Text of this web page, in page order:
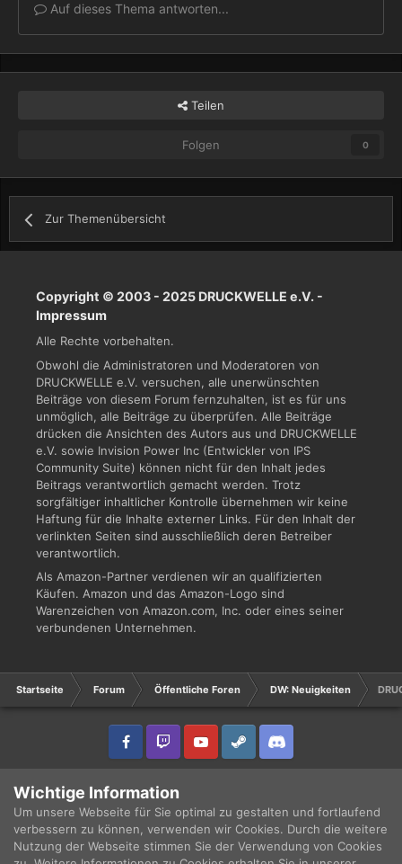
Auf dieses Thema antworten...
Teilen
Folgen 0
Zur Themenübersicht
Copyright © 2003 - 2025 DRUCKWELLE e.V. -
Impressum
Alle Rechte vorbehalten.
Obwohl die Administratoren und Moderatoren von
DRUCKWELLE e.V. versuchen, alle unerwünschten
Beiträge von diesem Forum fernzuhalten, ist es für uns
unmöglich, alle Beiträge zu überprüfen. Alle Beiträge
drücken die Ansichten des Autors aus und DRUCKWELLE
e.V. sowie Invision Power Inc (Entwickler von IPS
Community Suite) können nicht für den Inhalt jedes
Beitrags verantwortlich gemacht werden. Trotz
sorgfältiger inhaltlicher Kontrolle übernehmen wir keine
Haftung für die Inhalte externer Links. Für den Inhalt der
verlinkten Seiten sind ausschließlich deren Betreiber
verantwortlich.
Als Amazon-Partner verdienen wir an qualifizierten
Käufen. Amazon und das Amazon-Logo sind
Warenzeichen von Amazon.com, Inc. oder eines seiner
verbundenen Unternehmen.
Startseite Forum Öffentliche Foren DW: Neuigkeiten
Copyright © 2003 - 2021 DRUCKWELLE e.V. -
Powered by Invision Community
Wichtige Information
Um unsere Webseite für Sie optimal zu gestalten und fortlaufend
verbessern zu können, verwenden wir Cookies. Durch die weitere
Nutzung der Webseite stimmen Sie der Verwendung von Cookies